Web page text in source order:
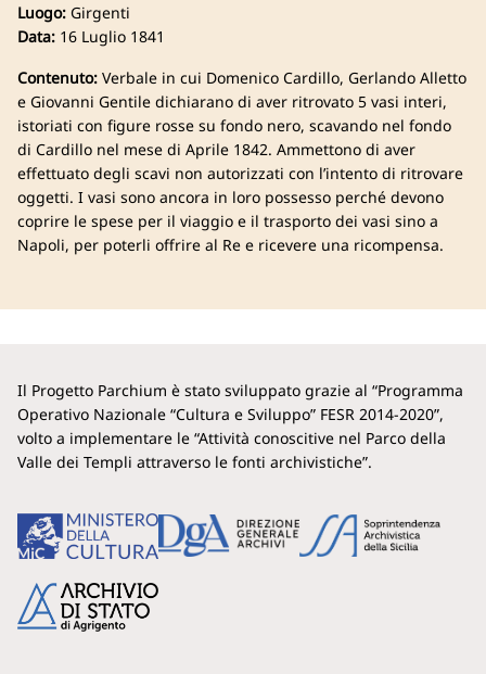
Luogo: Girgenti
Data: 16 Luglio 1841
Contenuto: Verbale in cui Domenico Cardillo, Gerlando Alletto
e Giovanni Gentile dichiarano di aver ritrovato 5 vasi interi,
istoriati con figure rosse su fondo nero, scavando nel fondo
di Cardillo nel mese di Aprile 1842. Ammettono di aver
effettuato degli scavi non autorizzati con l’intento di ritrovare
oggetti. I vasi sono ancora in loro possesso perché devono
coprire le spese per il viaggio e il trasporto dei vasi sino a
Napoli, per poterli offrire al Re e ricevere una ricompensa.
Il Progetto Parchium è stato sviluppato grazie al “Programma
Operativo Nazionale “Cultura e Sviluppo” FESR 2014-2020”,
volto a implementare le “Attività conoscitive nel Parco della
Valle dei Templi attraverso le fonti archivistiche”.